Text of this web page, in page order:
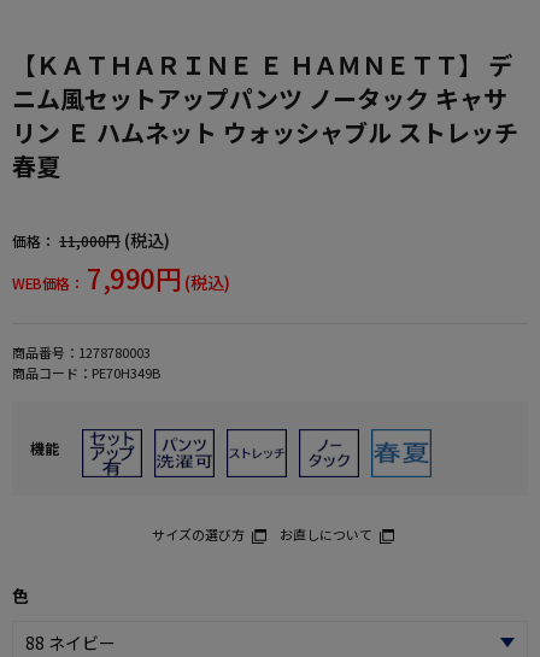
【ＫＡＴＨＡＲＩＮＥ Ｅ ＨＡＭＮＥＴＴ】 デ
ニム風セットアップパンツ ノータック キャサ
リン Ｅ ハムネット ウォッシャブル ストレッチ
春夏
価格： 11,000円 (税込)
WEB価格： 7,990円 (税込)
商品番号： 1278780003
商品コード： PE70H349B
機能
サイズの選び方 お直しについて
色